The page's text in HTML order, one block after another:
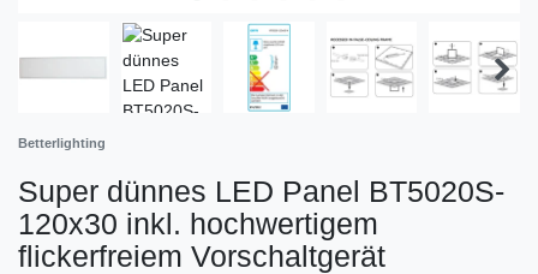
Betterlighting
Super dünnes LED Panel BT5020S-
120x30 inkl. hochwertigem
flickerfreiem Vorschaltgerät